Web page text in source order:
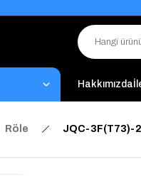
Hakkımızda
Röle JQC-3F(T73)-